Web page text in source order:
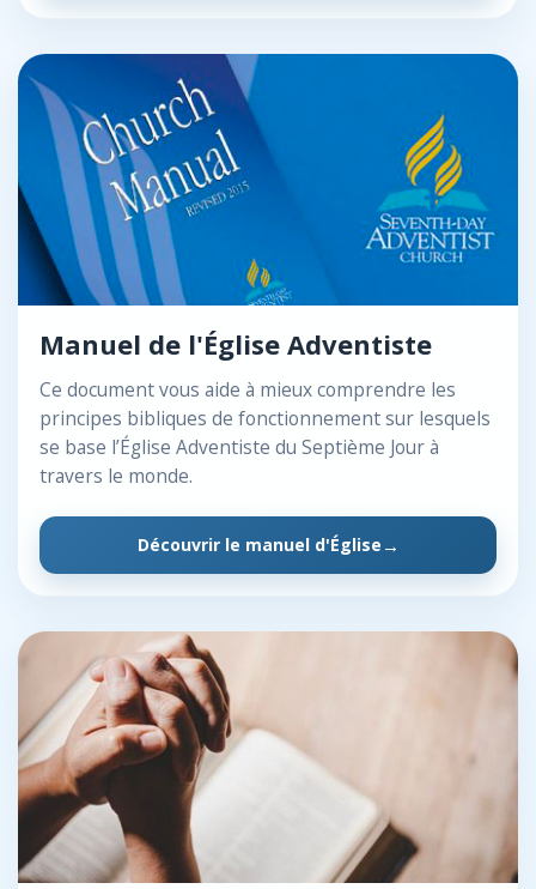
Manuel de l'Église Adventiste
Ce document vous aide à mieux comprendre les
principes bibliques de fonctionnement sur lesquels
se base l’Église Adventiste du Septième Jour à
travers le monde.
Découvrir le manuel d'Église